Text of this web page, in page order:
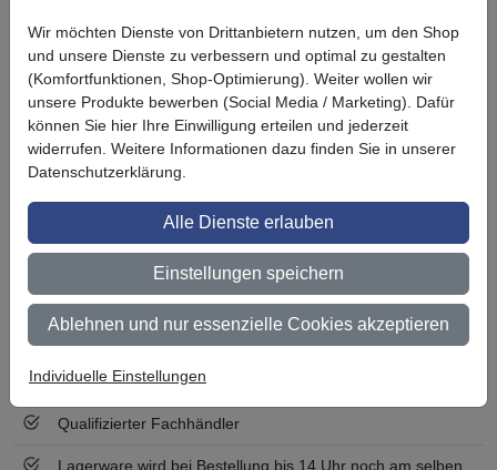
Ihre Vorteile bei uns
3M BestPartner Commercial Solutions
Persönliche Beratung und Betreuung
Keine Mindestbestellmenge
Ab 300 € Nettowarenwert versandkostenfrei (innerhalb
Zertifiziert nach ISO 9001
Qualifizierter Fachhändler
Lagerware wird bei Bestellung bis 14 Uhr noch am selben
Wir möchten Dienste von Drittanbietern nutzen, um den Shop
und unsere Dienste zu verbessern und optimal zu gestalten
(Komfortfunktionen, Shop-Optimierung). Weiter wollen wir
unsere Produkte bewerben (Social Media / Marketing). Dafür
können Sie hier Ihre Einwilligung erteilen und jederzeit
widerrufen. Weitere Informationen dazu finden Sie in unserer
Datenschutzerklärung.
Alle Dienste erlauben
Einstellungen speichern
Ablehnen und nur essenzielle Cookies akzeptieren
Individuelle Einstellungen